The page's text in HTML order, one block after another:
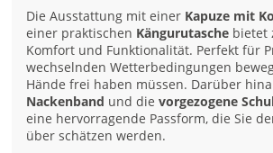
Die Ausstattung mit einer Kapuze mit
einer praktischen Kängurutasche bietet
Komfort und Funktionalität. Perfekt für
wechselnden Wetterbedingungen
Hände frei haben müssen. Darüber
Nackenband und dievorgezogene
eine hervorragende Passform, die Sie
über schätzen werden.